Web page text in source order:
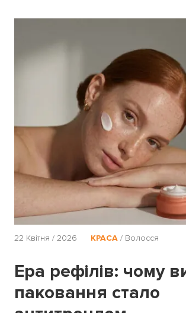
22 Квітня / 2026 КРАСА / Волосся
Ера рефілів: чому
паковання стало